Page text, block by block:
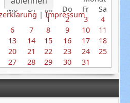
Mo Di Mi Do Fr
Sa
1
2 3
4
6 7 8 9 10
11
13 14 15 16 17
18
20 21 22 23 24
25
27 28 29 30 31
|Impressum